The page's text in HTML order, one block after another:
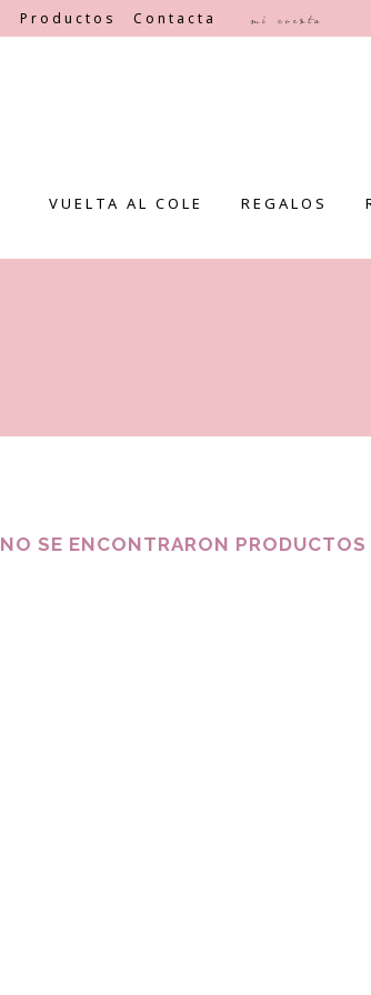
Productos Contacta Mi cuenta
VUELTA AL COLE REGALOS
NO SE ENCONTRARON